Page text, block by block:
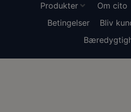
Produkter Om cito
Betingelser
Bliv